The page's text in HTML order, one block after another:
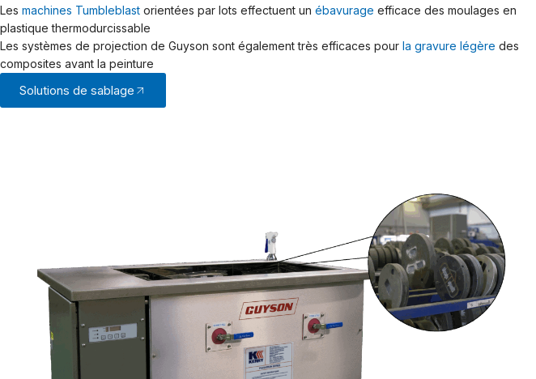
Les machines Tumbleblast orientées par lots effectuent un ébavurage efficace des moulages en
plastique thermodurcissable
Les systèmes de projection de Guyson sont également très efficaces pour la gravure légère des
composites avant la peinture
Solutions de sablage